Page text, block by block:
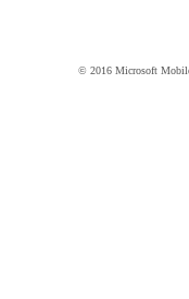
© 2016 Microsoft